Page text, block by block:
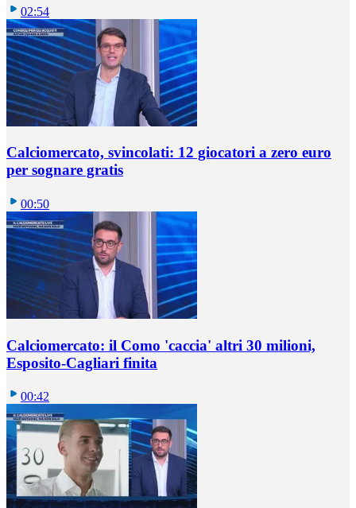
02:54
Calciomercato, svincolati: 12 giocatori a zero euro
per sognare gratis
00:50
Calciomercato: il Como 'caccia' altri 30 milioni,
Esposito-Cagliari finita
00:42